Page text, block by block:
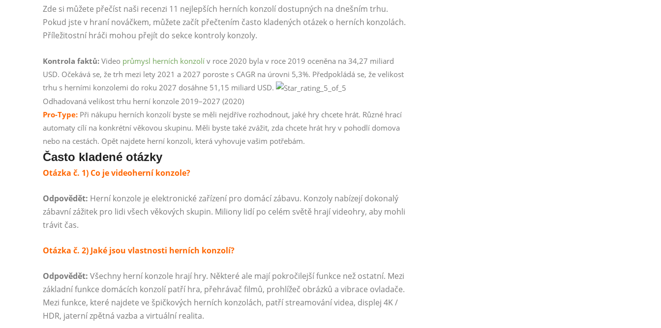
Zde si můžete přečíst naši recenzi 11 nejlepších herních konzolí dostupných na dnešním trhu.
Pokud jste v hraní nováčkem, můžete začít přečtením často kladených otázek o herních konzolách.
Příležitostní hráči mohou přejít do sekce kontroly konzoly.
Kontrola faktů: Video průmysl herních konzolí v roce 2020 byla v roce 2019 oceněna na 34,27 miliard
USD. Očekává se, že trh mezi lety 2021 a 2027 poroste s CAGR na úrovni 5,3%. Předpokládá se, že velikost
trhu s herními konzolemi do roku 2027 dosáhne 51,15 miliard USD.
Odhadovaná velikost trhu herní konzole 2019–2027 (2020)
Pro-Type: Při nákupu herních konzolí byste se měli nejdříve rozhodnout, jaké hry chcete hrát. Různé hrací
automaty cílí na konkrétní věkovou skupinu. Měli byste také zvážit, zda chcete hrát hry v pohodlí domova
nebo na cestách. Opět najdete herní konzoli, která vyhovuje vašim potřebám.
Často kladené otázky
Otázka č. 1) Co je videoherní konzole?
Odpovědět: Herní konzole je elektronické zařízení pro domácí zábavu. Konzoly nabízejí dokonalý
zábavní zážitek pro lidi všech věkových skupin. Miliony lidí po celém světě hrají videohry, aby mohli
trávit čas.
Otázka č. 2) Jaké jsou vlastnosti herních konzolí?
Odpovědět: Všechny herní konzole hrají hry. Některé ale mají pokročilejší funkce než ostatní. Mezi
základní funkce domácích konzolí patří hra, přehrávač filmů, prohlížeč obrázků a vibrace ovladače.
Mezi funkce, které najdete ve špičkových herních konzolách, patří streamování videa, displej 4K /
HDR, jaterní zpětná vazba a virtuální realita.